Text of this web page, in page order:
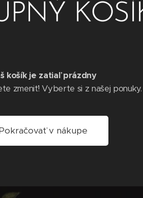
košík je zatiaľ prázdny
zmeniť! Vyberte si z našej ponuky.
v nákupe